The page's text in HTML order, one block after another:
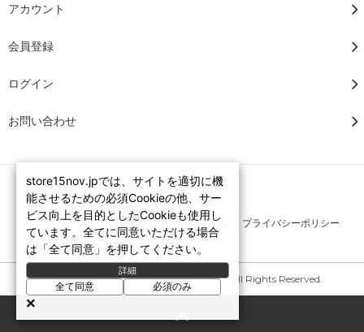
アカウント
会員登録
ログイン
お問い合わせ
RSS / ATOM 特定商法取引法に基づく表記 プライバシーポリシー
Copyright © 2007-2026 STORE15NOV. All Rights Reserved.
store15nov.jpでは、サイトを適切に機
能させるための必須Cookieの他、サー
ビス向上を目的としたCookieも使用し
ています。全てに同意いただける場合
は「全て同意」を押してください。
詳細
全て同意
必須のみ
×